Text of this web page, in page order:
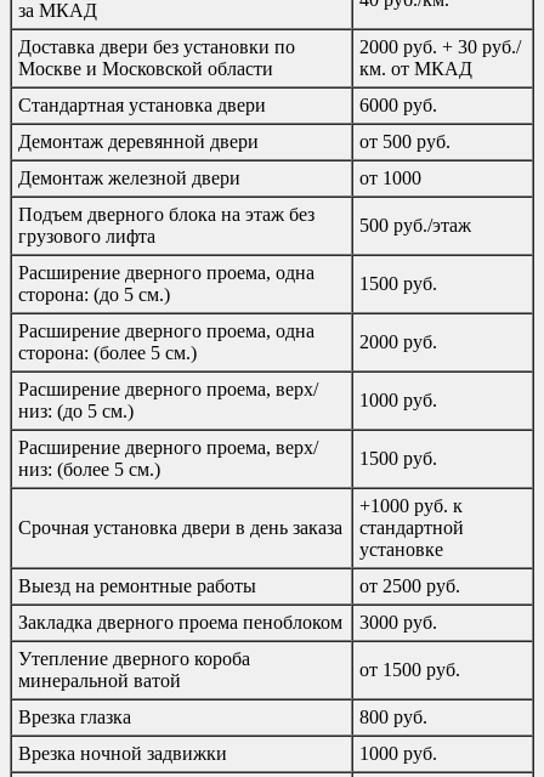
за МКАД
Доставка двери без установки по
Москве и Московской области
2000 руб. + 30 руб./
км. от МКАД
Стандартная установка двери
6000 руб.
Демонтаж деревянной двери
от 500 руб.
Демонтаж железной двери
от 1000
Подъем дверного блока на этаж без
грузового лифта
500 руб./этаж
Расширение дверного проема, одна
сторона: (до 5 см.)
1500 руб.
Расширение дверного проема, одна
сторона: (более 5 см.)
2000 руб.
Расширение дверного проема, верх/
низ: (до 5 см.)
1000 руб.
Расширение дверного проема, верх/
низ: (более 5 см.)
1500 руб.
Срочная установка двери в день заказа
+1000 руб. к
стандартной
установке
Выезд на ремонтные работы
от 2500 руб.
Закладка дверного проема пеноблоком
3000 руб.
Утепление дверного короба
минеральной ватой
от 1500 руб.
Врезка глазка
800 руб.
Врезка ночной задвижки
1000 руб.